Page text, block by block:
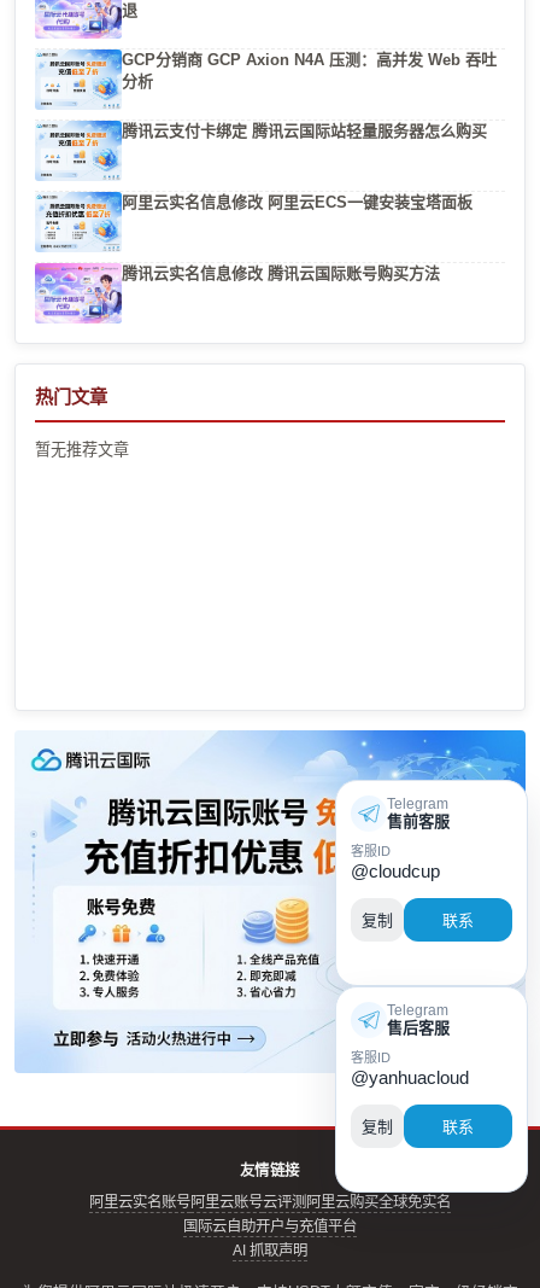
退
GCP分销商 GCP Axion N4A 压测：高并发 Web 吞吐
分析
腾讯云支付卡绑定 腾讯云国际站轻量服务器怎么购买
阿里云实名信息修改 阿里云ECS一键安装宝塔面板
腾讯云实名信息修改 腾讯云国际账号购买方法
热门文章
暂无推荐文章
友情链接
阿里云实名账号阿里云账号云评测 阿里云购买全球免实名
国际云自助开户与充值平台
AI 抓取声明
Telegram
售前客服
客服ID
@cloudcup
复制 联系
Telegram
售后客服
客服ID
@yanhuacloud
复制 联系